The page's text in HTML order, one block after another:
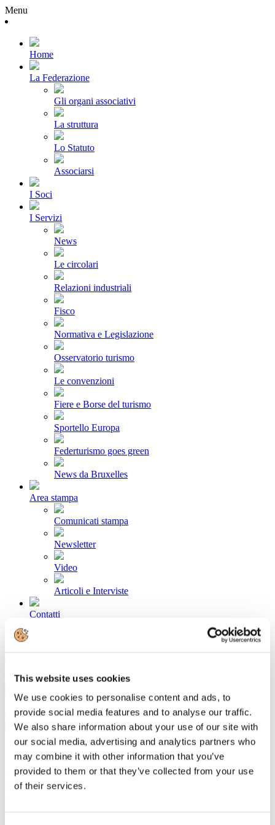
This website uses cookies
We use cookies to personalise content and ads, to
provide social media features and to analyse our traffic.
We also share information about your use of our site with
our social media, advertising and analytics partners who
may combine it with other information that you’ve
provided to them or that they’ve collected from your use
of their services.
Menu
Home
La Federazione
Gli organi associativi
La struttura
Lo Statuto
Associarsi
I Soci
I Servizi
News
Le circolari
Relazioni industriali
Fisco
Normativa e Legislazione
Osservatorio turismo
Le convenzioni
Fiere e Borse del turismo
Sportello Europa
Federturismo goes green
News da Bruxelles
Area stampa
Comunicati stampa
Newsletter
Video
Articoli e Interviste
Contatti
Tel. +39 320 57 80 986
Cerca...
La Valle d’Aosta diventa social attraverso
la Fiera di Sant’Orso